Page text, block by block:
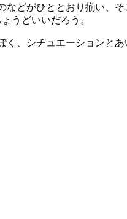
どがひととおり揃い、
うどいいだろう。
、シチュエーションとあ